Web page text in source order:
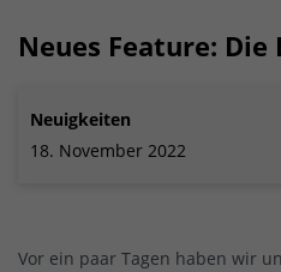
Neues Feature: Die
Neuigkeiten
18. November 2022
Vor ein paar Tagen haben wir